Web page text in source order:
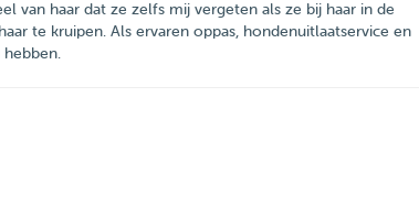
van haar dat ze zelfs mij vergeten als ze bij haar in de
te kruipen. Als ervaren oppas, hondenuitlaatservice en
hebben.